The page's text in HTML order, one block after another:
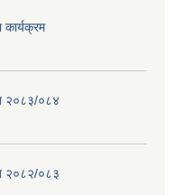
२०८३/०८४
२०८२/०८३